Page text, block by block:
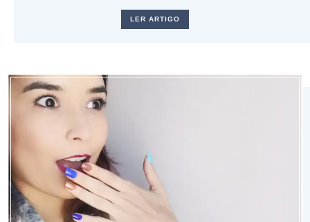
LER ARTIGO